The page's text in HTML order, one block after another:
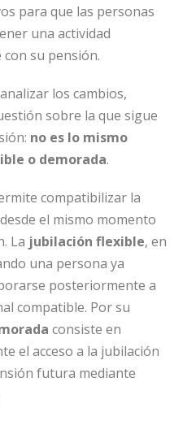
para que las personas
una actividad
su pensión.
los cambios,
sobre la que sigue
no es lo mismo
o demorada.
compatibilizar la
el mismo momento
La jubilación flexible, en
una persona ya
posteriormente a
compatible. Por su
consiste en
el acceso a la jubilación
futura mediante